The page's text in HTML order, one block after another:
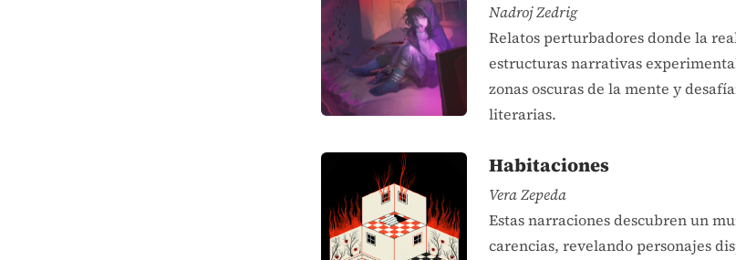
Nadroj Zedrig
Relatos perturbadores donde la
estructuras narrativas
zonas oscuras de la mente y
literarias.
Habitaciones
Vera Zepeda
Estas narraciones descubren un
carencias, revelando personajes